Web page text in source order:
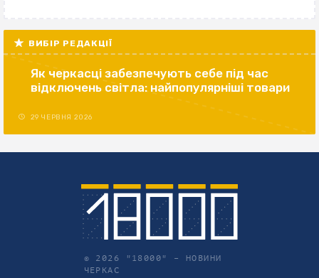
ВИБІР РЕДАКЦІЇ
Як черкасці забезпечують себе під час
відключень світла: найпопулярніші товари
29 ЧЕРВНЯ 2026
© 2026 "18000" – НОВИНИ
ЧЕРКАС